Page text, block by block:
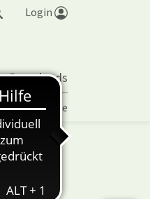
Login
Downloads
Turniere